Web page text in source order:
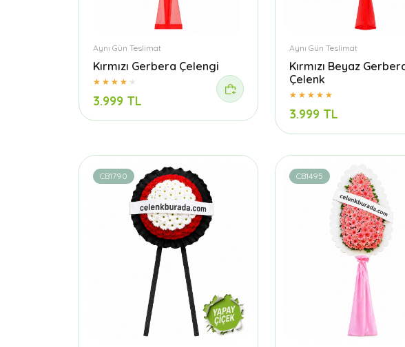
Aynı Gün Teslimat
Kırmızı Gerbera Çelengi
3.999 TL
Aynı Gün Teslimat
Kırmızı Beyaz
Çelenk
3.999 TL
CB1790 CB1495